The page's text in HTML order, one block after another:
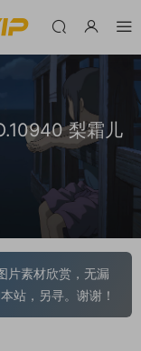
梨霜儿
片素材欣赏，无漏
站，另寻。谢谢！